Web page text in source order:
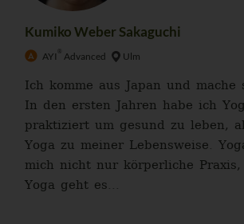
Kumiko Weber Sakaguchi
AYI ® Advanced Ulm
Ich komme aus Japan und mache
In den ersten Jahren habe ich
praktiziert um gesund zu leben,
Yoga zu meiner Lebensweise.
mich nicht nur körperliche
Yoga geht es...